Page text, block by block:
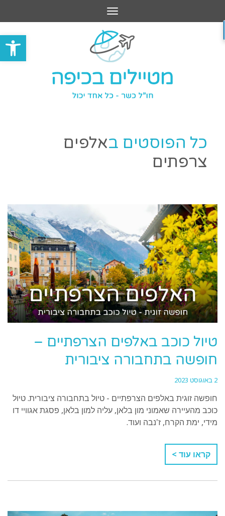
פתח
תפריט
כל הפוסטים באלפים
צרפתים
טיול כוכב באלפים הצרפתיים –
חופשה בתחבורה ציבורית
2 באוגוסט 2023
חופשה זוגית באלפים הצרפתיים - טיול בתחבורה ציבורית. טיול
כוכב מהעיירה שאמוני מון בלאן, עליה למון בלאן, פסגת אגוויי דו
מידי, ימת הקרח, ז'נבה ועוד.
קראו עוד >